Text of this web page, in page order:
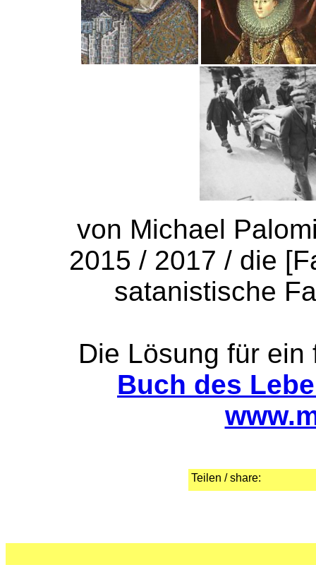
von Michael
2015 / 2017 / die
satanistische
Die Lösung für
Buch des
Teilen / share: